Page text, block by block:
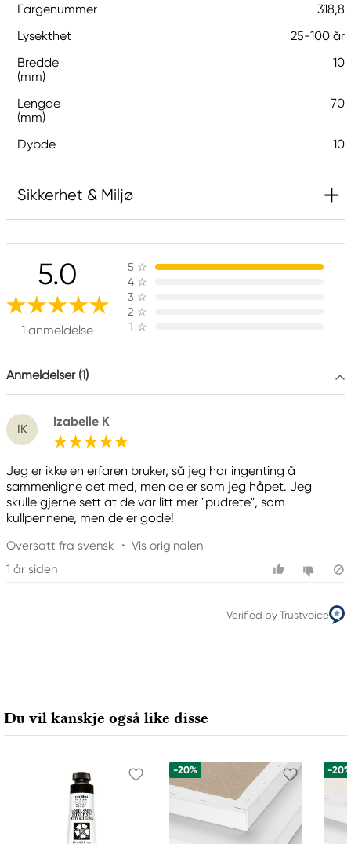
Fargenummer
318,8
Lysekthet
25-100 år
Bredde
(mm)
10
Lengde
(mm)
70
Dybde 10
Sikkerhet & Miljø
Ansvarlig EU
Rembrandt
Royal Talens Netherlands
Sophialaan 46
7311 PD Apeldoorn, Netherlands
5.0
1 anmeldelse
5 ☆
4 ☆
3 ☆
2 ☆
1 ☆
Anmeldelser (1)
IK
Izabelle K
Jeg er ikke en erfaren bruker, så jeg har ingenting å
sammenligne det med, men de er som jeg håpet. Jeg
skulle gjerne sett at de var litt mer "pudrete", som
kullpennene, men de er gode!
Oversatt fra svensk • Vis originalen
1 år siden
Verified by Trustvoice
Du vil kanskje også like disse
-20% -